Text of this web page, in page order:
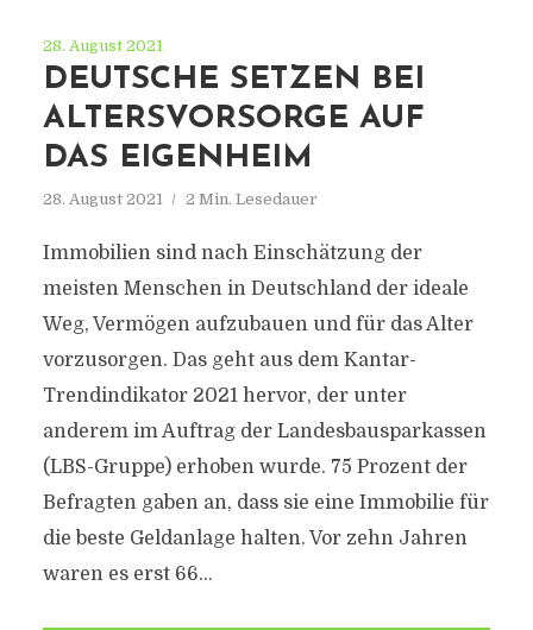
28. August 2021
DEUTSCHE SETZEN BEI
ALTERSVORSORGE AUF
DAS EIGENHEIM
28. August 2021 2 Min. Lesedauer
Immobilien sind nach Einschätzung der
meisten Menschen in Deutschland der ideale
Weg, Vermögen aufzubauen und für das Alter
vorzusorgen. Das geht aus dem Kantar-
Trendindikator 2021 hervor, der unter
anderem im Auftrag der Landesbausparkassen
(LBS-Gruppe) erhoben wurde. 75 Prozent der
Befragten gaben an, dass sie eine Immobilie für
die beste Geldanlage halten. Vor zehn Jahren
waren es erst 66...